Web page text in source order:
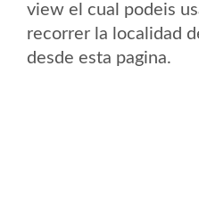
view el cual podeis
recorrer la localidad
desde esta pagina.